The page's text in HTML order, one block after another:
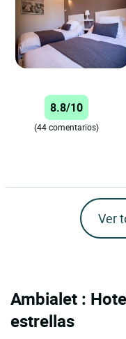
8.8/10
(44 comentarios)
Ver
Ambialet :
estrellas